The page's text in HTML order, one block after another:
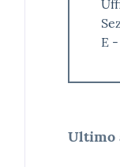
E
Ultimo